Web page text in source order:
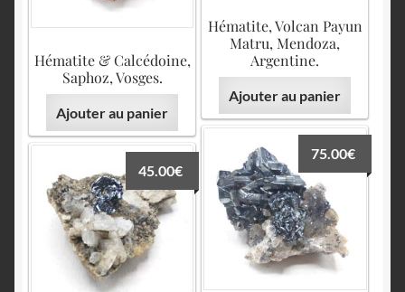
Hématite, Volcan Payun
Matru, Mendoza,
Argentine.
Ajouter au panier
Hématite & Calcédoine,
Saphoz, Vosges.
Ajouter au panier
75.00€
45.00€